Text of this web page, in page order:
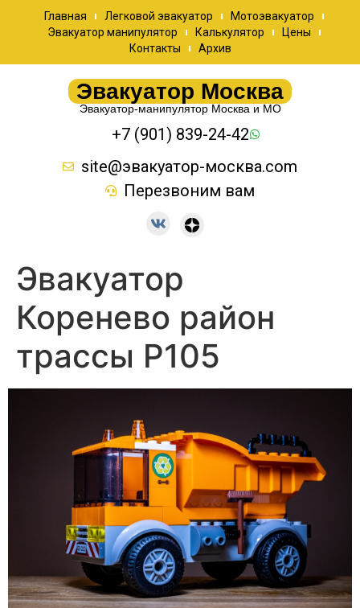
Главная Легковой эвакуатор
Мотоэвакуатор
Эвакуатор манипулятор
Калькулятор
Цены
Контакты
Архив
Эвакуатор Москва
Эвакуатор-манипулятор Москва и МО
+7 (901) 839-24-42
site@эвакуатор-москва.com
Перезвоним вам
Эвакуатор
Коренево район
трассы Р105